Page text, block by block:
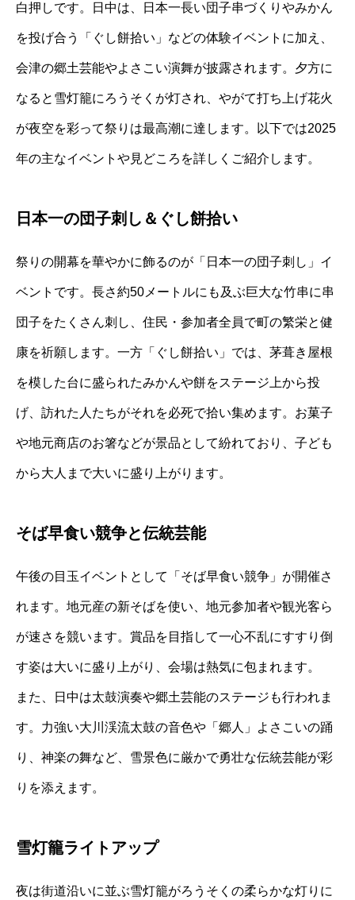
白押しです。日中は、日本一長い団子串づくりやみかん
を投げ合う「ぐし餅拾い」などの体験イベントに加え、
会津の郷土芸能やよさこい演舞が披露されます。夕方に
なると雪灯籠にろうそくが灯され、やがて打ち上げ花火
が夜空を彩って祭りは最高潮に達します。以下では2025
年の主なイベントや見どころを詳しくご紹介します。
日本一の団子刺し＆ぐし餅拾い
祭りの開幕を華やかに飾るのが「日本一の団子刺し」イ
ベントです。長さ約50メートルにも及ぶ巨大な竹串に串
団子をたくさん刺し、住民・参加者全員で町の繁栄と健
康を祈願します。一方「ぐし餅拾い」では、茅葺き屋根
を模した台に盛られたみかんや餅をステージ上から投
げ、訪れた人たちがそれを必死で拾い集めます。お菓子
や地元商店のお箸などが景品として紛れており、子ども
から大人まで大いに盛り上がります。
そば早食い競争と伝統芸能
午後の目玉イベントとして「そば早食い競争」が開催さ
れます。地元産の新そばを使い、地元参加者や観光客ら
が速さを競います。賞品を目指して一心不乱にすすり倒
す姿は大いに盛り上がり、会場は熱気に包まれます。
また、日中は太鼓演奏や郷土芸能のステージも行われま
す。力強い大川渓流太鼓の音色や「郷人」よさこいの踊
り、神楽の舞など、雪景色に厳かで勇壮な伝統芸能が彩
りを添えます。
雪灯籠ライトアップ
夜は街道沿いに並ぶ雪灯籠がろうそくの柔らかな灯りに